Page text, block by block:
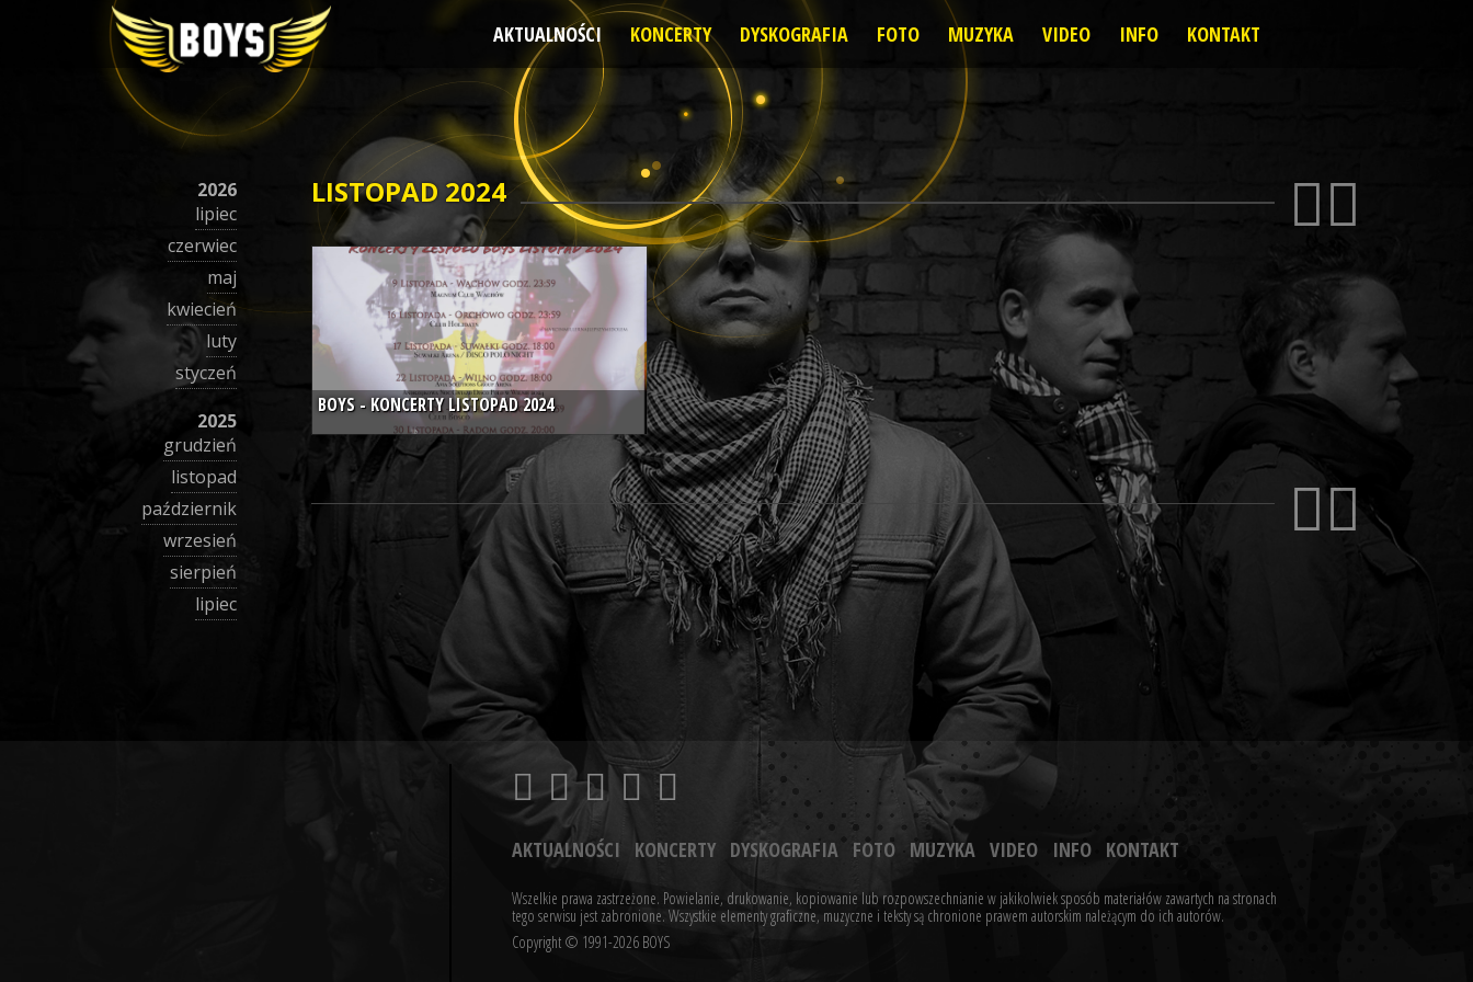
AKTUALNOŚCI KONCERTY DYSKOGRAFIA FOTO MUZYKA VIDEO INFO KONTAKT
LISTOPAD 2024
BOYS - KONCERTY LISTOPAD 2024
2026
lipiec
czerwiec
maj
kwiecień
luty
styczeń
2025
grudzień
listopad
październik
wrzesień
sierpień
lipiec
AKTUALNOŚCI KONCERTY DYSKOGRAFIA FOTO MUZYKA VIDEO INFO KONTAKT
Wszelkie prawa zastrzeżone. Powielanie, drukowanie, kopiowanie lub rozpowszechnianie w jakikolwiek sposób materiałów zawartych na stronach
tego serwisu jest zabronione. Wszystkie elementy graficzne, muzyczne i teksty są chronione prawem autorskim należącym do ich autorów.
Copyright © 1991-2026 BOYS